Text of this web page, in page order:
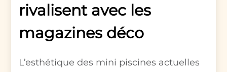
rivalisent avec les
magazines déco
L’esthétique des mini piscines actuelles